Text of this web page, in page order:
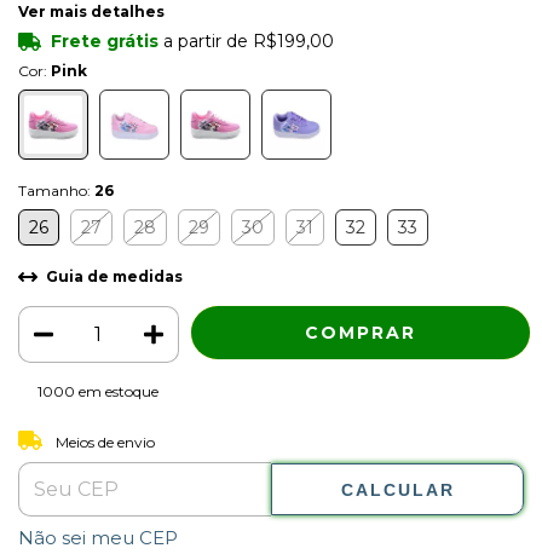
Ver mais detalhes
Frete grátis a partir de R$199,00
Cor: Pink
Tamanho: 26
26 27 28 29 30 31 32 33
Guia de medidas
1000 em estoque
Entregas para o CEP:
Meios de envio
CALCULAR
Não sei meu CEP